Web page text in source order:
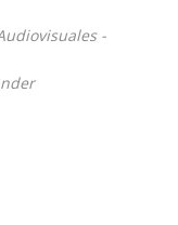
-